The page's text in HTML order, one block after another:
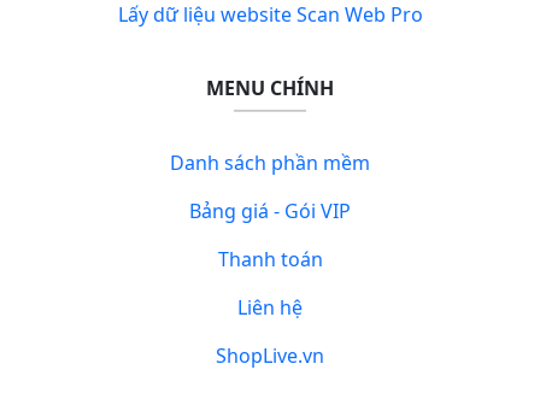
Lấy dữ liệu website Scan Web Pro
MENU CHÍNH
Danh sách phần mềm
Bảng giá - Gói VIP
Thanh toán
Liên hệ
ShopLive.vn